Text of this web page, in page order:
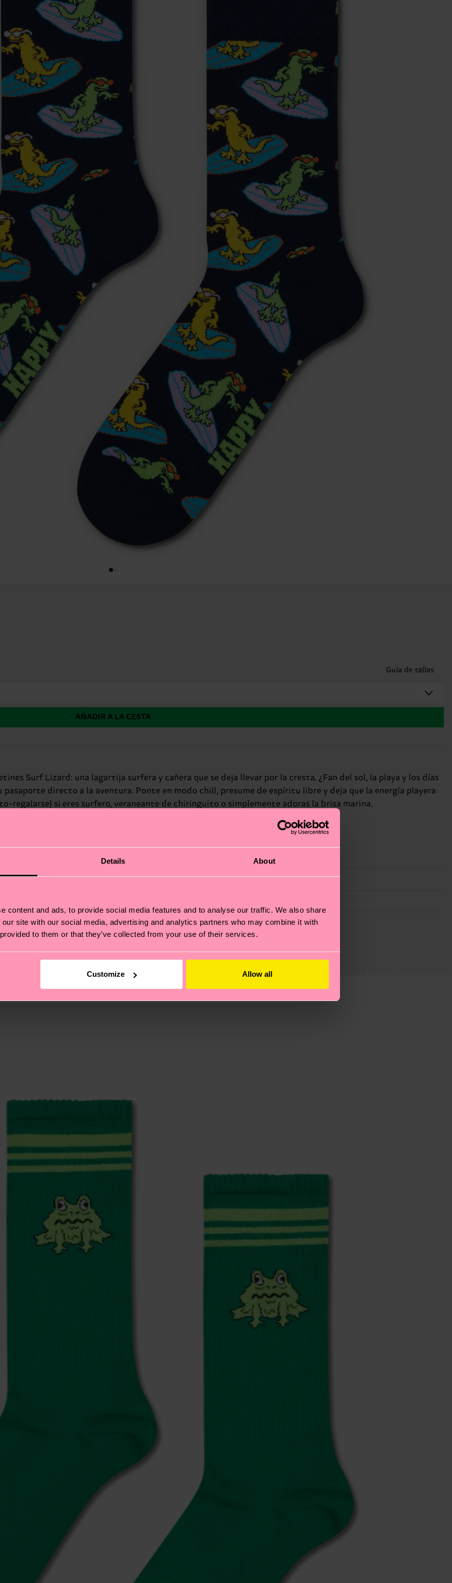
Details About
content and ads, to provide social media features and to analyse our traffic. We also share
site with our social media, advertising and analytics partners who may combine it with
to them or that they’ve collected from your use of their services.
Customize Allow all
Guía de tallas
AÑADIR A LA CESTA
Surf Lizard: una lagartija surfera y cañera que se deja llevar por la cresta. ¿Fan del sol, la playa y los días
directo a la aventura. Ponte en modo chill, presume de espíritu libre y deja que la energía playera
regalarse) si eres surfero, veraneante de chiringuito o simplemente adoras la brisa marina.
trata de elegir el camino ético, pisar ligero para el planeta, mimar tus calcetines y un montón de cosas
Pásate por nuestra página de sostenibilidad